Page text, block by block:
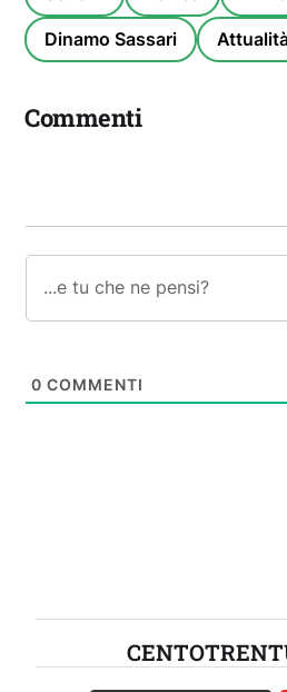
Dinamo Sassari
Commenti
0 COMMENTI